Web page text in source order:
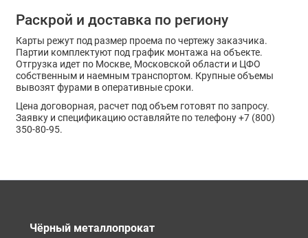
Раскрой и доставка по региону
Карты режут под размер проема по чертежу заказчика.
Партии комплектуют под график монтажа на объекте.
Отгрузка идет по Москве, Московской области и ЦФО
собственным и наемным транспортом. Крупные объемы
вывозят фурами в оперативные сроки.
Цена договорная, расчет под объем готовят по запросу.
Заявку и спецификацию оставляйте по телефону +7 (800)
350-80-95.
Чёрный металлопрокат